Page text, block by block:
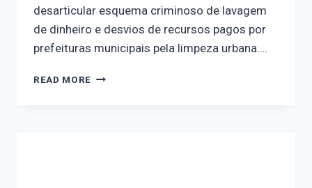
desarticular esquema criminoso de lavagem
de dinheiro e desvios de recursos pagos por
prefeituras municipais pela limpeza urbana….
READ MORE